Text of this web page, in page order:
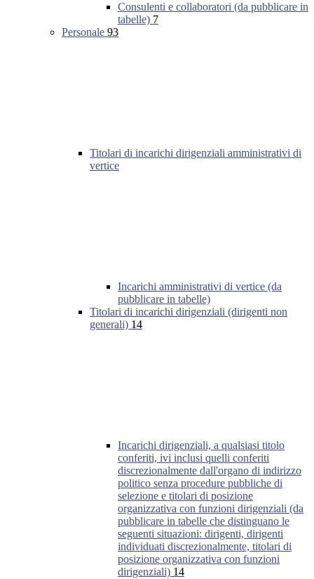
Consulenti e collaboratori (da pubblicare in
tabelle) 7
Personale 93
Titolari di incarichi dirigenziali amministrativi di
vertice
Incarichi amministrativi di vertice (da
pubblicare in tabelle)
Titolari di incarichi dirigenziali (dirigenti non
generali) 14
Incarichi dirigenziali, a qualsiasi titolo
conferiti, ivi inclusi quelli conferiti
discrezionalmente dall'organo di indirizzo
politico senza procedure pubbliche di
selezione e titolari di posizione
organizzativa con funzioni dirigenziali (da
pubblicare in tabelle che distinguano le
seguenti situazioni: dirigenti, dirigenti
individuati discrezionalmente, titolari di
posizione organizzativa con funzioni
dirigenziali) 14